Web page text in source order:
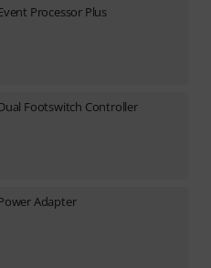
Processor Plus
Footswitch Controller
Adapter